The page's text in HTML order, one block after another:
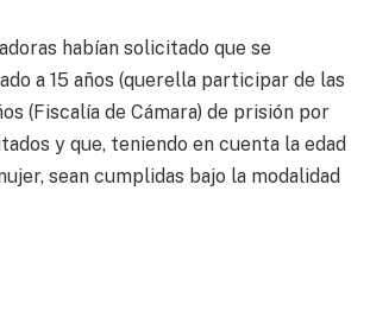
habían solicitado que se
a 15 años (querella participar de las
(Fiscalía de Cámara) de prisión por
y que, teniendo en cuenta la edad
sean cumplidas bajo la modalidad